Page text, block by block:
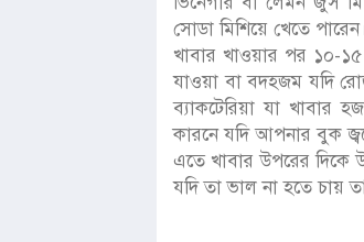
সোডা মিশিয়ে খেতে
খাবার খাওয়ার পর ১০-১৫
যাওয়া বা বদহজম যদি
ব্যাকটেরিয়া যা খাবার
কারনে যদি আপনার বুক
এতে খাবার উপরের দিকে
যদি তা ভাল না হতে চায়